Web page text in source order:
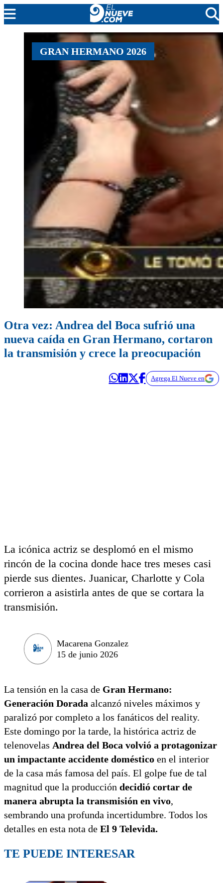
MENDOZA
CADA DÍA
NOTICIERO 9
PROTAGONISTAS
EL NUEVE STREAMS
PROGRAMACIÓN
EN VIVO
GRAN HERMANO 2026
Otra vez: Andrea del Boca sufrió una
nueva caída en Gran Hermano, cortaron
la transmisión y crece la preocupación
Agrega El Nueve en
La icónica actriz se desplomó en el mismo
rincón de la cocina donde hace tres meses casi
pierde sus dientes. Juanicar, Charlotte y Cola
corrieron a asistirla antes de que se cortara la
transmisión.
Macarena Gonzalez
15 de junio 2026
La tensión en la casa de Gran Hermano:
Generación Dorada alcanzó niveles máximos y
paralizó por completo a los fanáticos del reality.
Este domingo por la tarde, la histórica actriz de
telenovelas Andrea del Boca volvió a protagonizar
un impactante accidente doméstico en el interior
de la casa más famosa del país. El golpe fue de tal
magnitud que la producción decidió cortar de
manera abrupta la transmisión en vivo,
sembrando una profunda incertidumbre. Todos los
detalles en esta nota de El 9 Televida.
TE PUEDE INTERESAR